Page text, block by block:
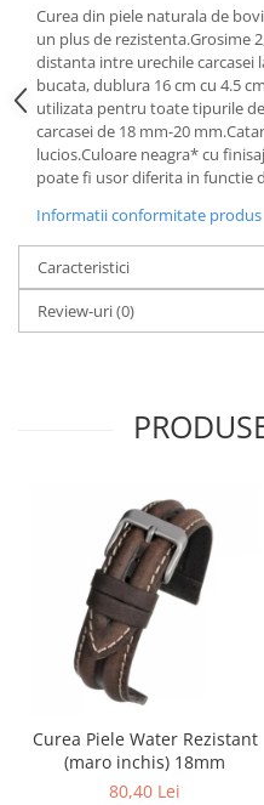
Curatare Bijuterii
Dispozitive Bratari
Dispozitive Inele
Dispozitive Margelit
Fierastraie / Panze
Modelarea Metalului
Nicovale si Suporti
PROMOTII Curele Apple Watch
PROMOTII Curele Garmin
PROMOTII Scule Bijutier
PROMOTII Scule Ceasornicar
Scule si Accesorii Ceasuri
Catarame curea
Chei Pendula
Clesti Miniatura
Curatare si Intretinere
Curea din piele naturala de
un plus de rezistenta.Grosime
distanta intre urechile carcasei
bucata, dublura 16 cm cu 4.5
utilizata pentru toate tipurile
carcasei de 18 mm-20
lucios.Culoare neagra* cu
poate fi usor diferita in functie
Informatii conformitate produs
Caracteristici
Review-uri(0)
Curea Piele Water Rezistant
(maro inchis) 18mm
80,40 Lei